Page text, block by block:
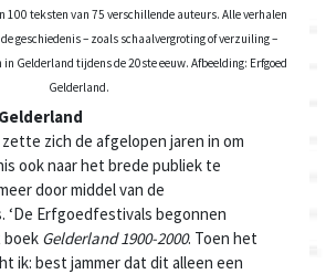
100 teksten van 75 verschillende auteurs. Alle verhalen
geschiedenis – zoals schaalvergroting of verzuiling –
Gelderland tijdens de 20ste eeuw. Afbeelding: Erfgoed
Gelderland.
zich de afgelopen jaren in om
ook naar het brede publiek te
door middel van de
‘De Erfgoedfestivals begonnen
boek Gelderland 1900-2000. Toen het
ik: best jammer dat dit alleen een